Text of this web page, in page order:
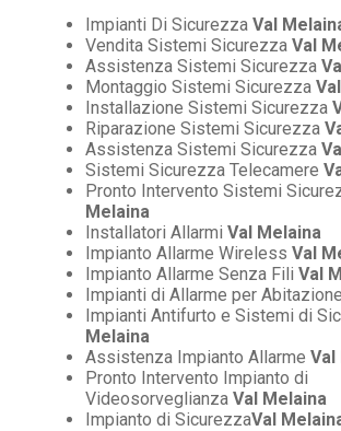
Impianti Di Sicurezza Val
Vendita Sistemi Sicurezza Val
Assistenza Sistemi Sicurezza
Montaggio Sistemi Sicurezza
Installazione Sistemi Sicurezza
Riparazione Sistemi Sicurezza
Assistenza Sistemi Sicurezza
Sistemi Sicurezza Telecamere
Pronto Intervento Sistemi
Melaina
Installatori Allarmi Val Melaina
Impianto Allarme Wireless Val
Impianto Allarme Senza Fili Val
Impianti di Allarme per Abitazione
Impianti Antifurto e Sistemi di
Melaina
Assistenza Impianto Allarme Val
Pronto Intervento Impianto di
Videosorveglianza Val Melaina
Impianto di SicurezzaVal